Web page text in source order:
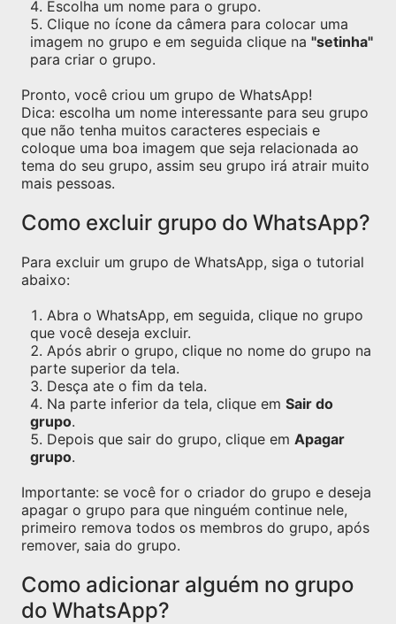
Escolha um nome para o grupo.
Clique no ícone da câmera para colocar uma
imagem no grupo e em seguida clique na "setinha"
para criar o grupo.
Pronto, você criou um grupo de WhatsApp!
Dica: escolha um nome interessante para seu grupo
que não tenha muitos caracteres especiais e
coloque uma boa imagem que seja relacionada ao
tema do seu grupo, assim seu grupo irá atrair muito
mais pessoas.
Como excluir grupo do WhatsApp?
Para excluir um grupo de WhatsApp, siga o tutorial
abaixo:
Abra o WhatsApp, em seguida, clique no grupo
que você deseja excluir.
Após abrir o grupo, clique no nome do grupo na
parte superior da tela.
Desça ate o fim da tela.
Na parte inferior da tela, clique em Sair do
grupo.
Depois que sair do grupo, clique em Apagar
grupo.
Importante: se você for o criador do grupo e deseja
apagar o grupo para que ninguém continue nele,
primeiro remova todos os membros do grupo, após
remover, saia do grupo.
Como adicionar alguém no grupo
do WhatsApp?